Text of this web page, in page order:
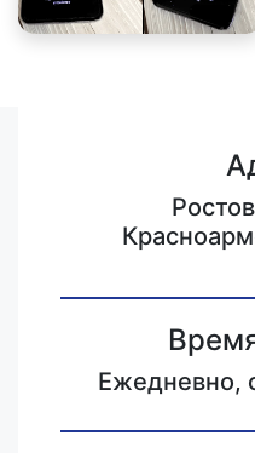
Ежедневно,